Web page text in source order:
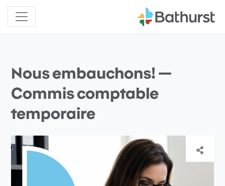
Nous embauchons! —
Commis comptable
temporaire